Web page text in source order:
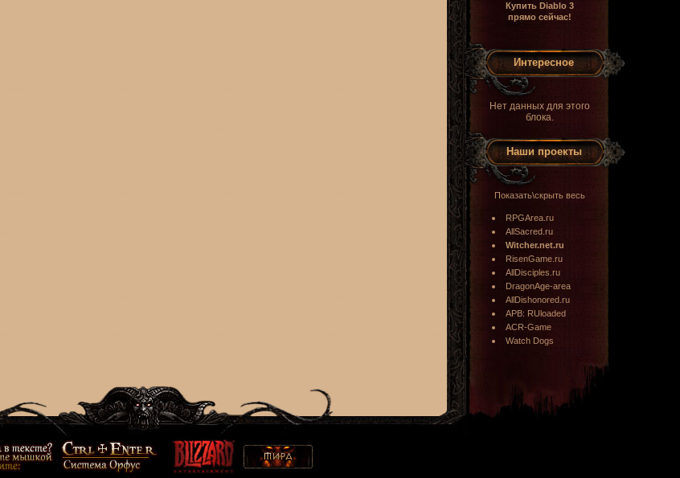
Купить Diablo 3
прямо сейчас!
Интересное
Нет данных для этого
блока.
Наши проекты
Показать\скрыть весь
RPGArea.ru
AllSacred.ru
Witcher.net.ru
RisenGame.ru
AllDisciples.ru
DragonAge-area
AllDishonored.ru
APB: RUloaded
ACR-Game
Watch Dogs